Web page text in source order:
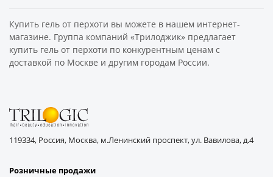
Купить гель от перхоти вы можете в нашем интернет-
магазине. Группа компаний «Трилоджик» предлагает
купить гель от перхоти по конкурентным ценам с
доставкой по Москве и другим городам России.
119334, Россия, Москва, м.Ленинский проспект, ул. Вавилова, д.4
Розничные продажи